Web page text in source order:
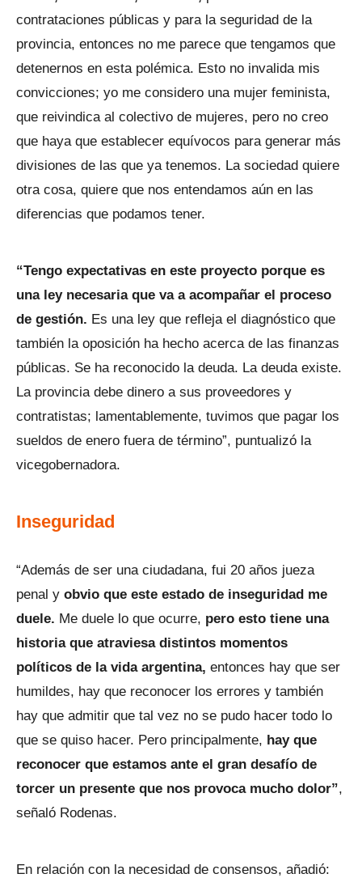
contrataciones públicas y para la seguridad de la
provincia, entonces no me parece que tengamos que
detenernos en esta polémica. Esto no invalida mis
convicciones; yo me considero una mujer feminista,
que reivindica al colectivo de mujeres, pero no creo
que haya que establecer equívocos para generar más
divisiones de las que ya tenemos. La sociedad quiere
otra cosa, quiere que nos entendamos aún en las
diferencias que podamos tener.
“Tengo expectativas en este proyecto porque es
una ley necesaria que va a acompañar el proceso
de gestión. Es una ley que refleja el diagnóstico que
también la oposición ha hecho acerca de las finanzas
públicas. Se ha reconocido la deuda. La deuda existe.
La provincia debe dinero a sus proveedores y
contratistas; lamentablemente, tuvimos que pagar los
sueldos de enero fuera de término”, puntualizó la
vicegobernadora.
Inseguridad
“Además de ser una ciudadana, fui 20 años jueza
penal y obvio que este estado de inseguridad me
duele. Me duele lo que ocurre, pero esto tiene una
historia que atraviesa distintos momentos
políticos de la vida argentina, entonces hay que ser
humildes, hay que reconocer los errores y también
hay que admitir que tal vez no se pudo hacer todo lo
que se quiso hacer. Pero principalmente, hay que
reconocer que estamos ante el gran desafío de
torcer un presente que nos provoca mucho dolor”,
señaló Rodenas.
En relación con la necesidad de consensos, añadió: